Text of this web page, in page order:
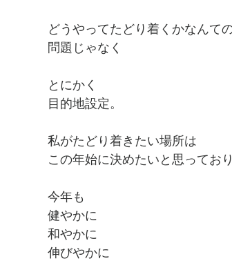
どうやってたどり着くかなんて
問題じゃなく
とにかく
目的地設定。
私がたどり着きたい場所は
この年始に決めたいと思っており
今年も
健やかに
和やかに
伸びやかに